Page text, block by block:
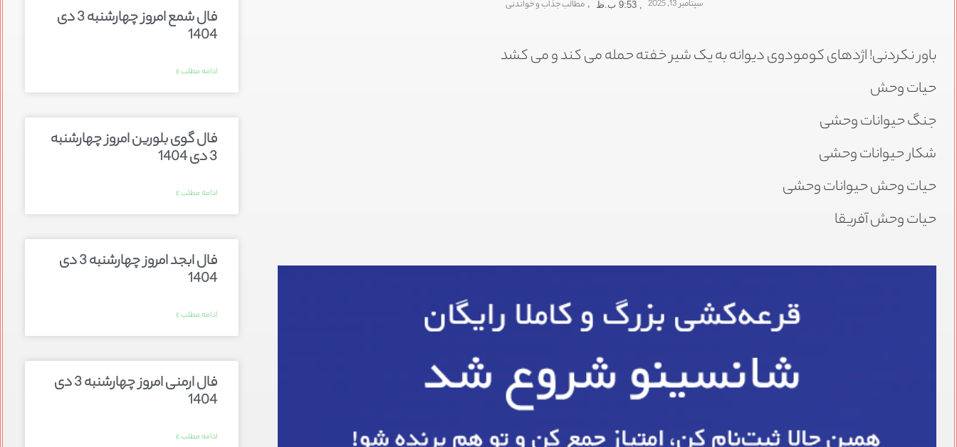
سپتامبر 13, 2025 9:53 ب.ظ , مطالب جذاب و خواندنی
باور نکردنی! اژدهای کومودوی دیوانه به یک شیر خفته حمله می کند و می کشد
حیات وحش
جنگ حیوانات وحشی
شکار حیوانات وحشی
حیات وحش حیوانات وحشی
حیات وحش آفریقا
فال شمع امروز چهارشنبه 3 دی
1404
ادامه مطلب »
فال گوی بلورین امروز چهارشنبه
3 دی 1404
ادامه مطلب »
فال ابجد امروز چهارشنبه 3 دی
1404
ادامه مطلب »
فال ارمنی امروز چهارشنبه 3 دی
1404
ادامه مطلب »